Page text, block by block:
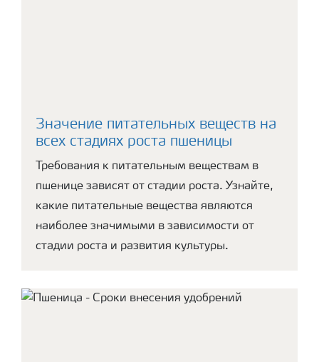
Значение питательных веществ на
всех стадиях роста пшеницы
Требования к питательным веществам в
пшенице зависят от стадии роста. Узнайте,
какие питательные вещества являются
наиболее значимыми в зависимости от
стадии роста и развития культуры.